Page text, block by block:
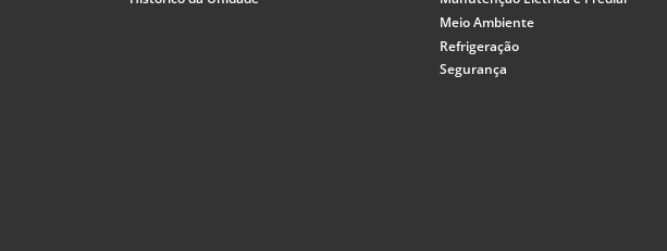
Meio Ambiente
Refrigeração
Segurança